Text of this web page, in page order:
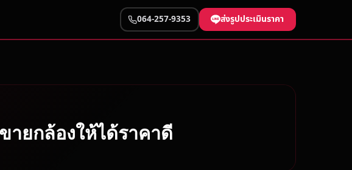
064-257-9353 ส่งรูปประเมินราคา
ายกล้องให้ได้ราคาดี